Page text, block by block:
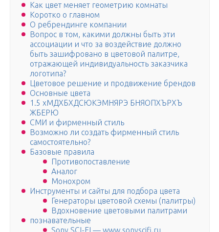
Как цвет меняет геометрию комнаты
Коротко о главном
О ребрендинге компании
Вопрос в том, какими должны быть эти
ассоциации и что за воздействие должно
быть зашифровано в цветовой палитре,
отражающей индивидуальность заказчика
логотипа?
Цветовое решение и продвижение брендов
Основные цвета
1.5 хМДХБХДСЮКЭМНЯРЭ БНЯОПХЪРХЪ
ЖБЕРЮ
СМИ и фирменный стиль
Возможно ли создать фирменный стиль
самостоятельно?
Базовые правила
Противопоставление
Аналог
Монохром
Инструменты и сайты для подбора цвета
Генераторы цветовой схемы (палитры)
Вдохновение цветовыми палитрами
познавательные
Sony SCI-FI — www.sonyscifi.ru